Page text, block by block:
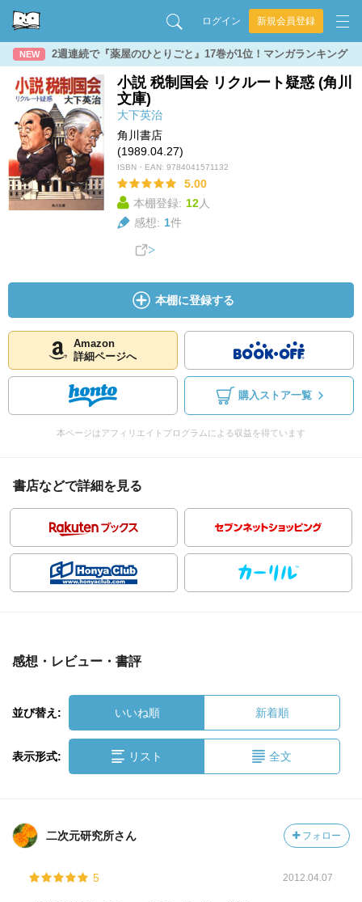
ログイン 新規会員登録
NEW 2週連続で『薬屋のひとりごと』17巻が1位！マンガランキング
小説 税制国会 リクルート疑惑 (角川
文庫)
大下英治
角川書店
(1989.04.27)
ISBN・EAN: 9784041571132
5.00
本棚登録: 12人
感想: 1件
本棚に登録する
Amazon
詳細ページへ
購入ストア一覧
本ページはアフィリエイトプログラムによる収益を得ています
書店などで詳細を見る
感想・レビュー・書評
並び替え: いいね順 新着順
表示形式: リスト 全文
二次元研究所さん フォロー
5 2012.04.07